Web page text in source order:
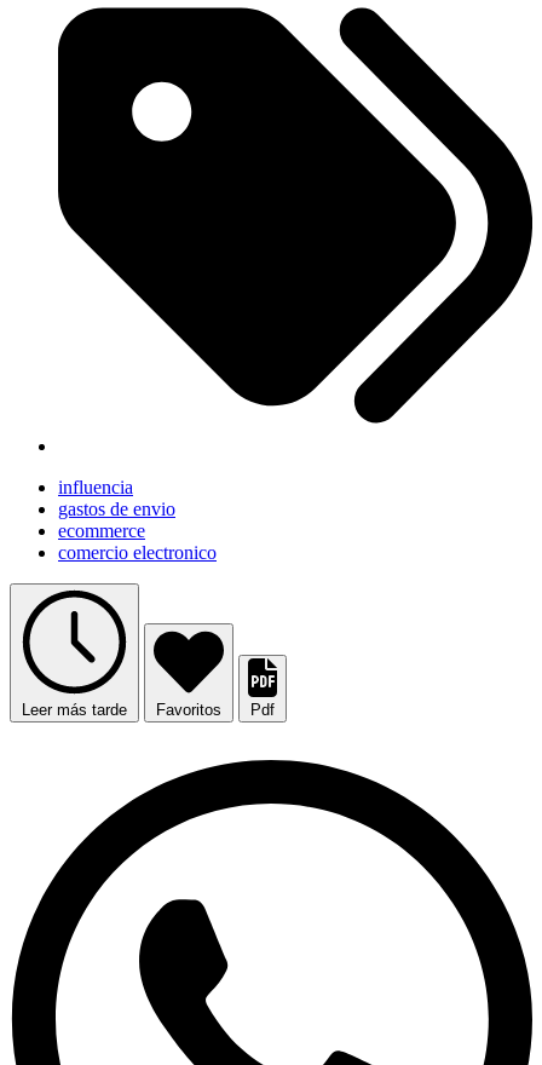
influencia
gastos de envio
ecommerce
comercio electronico
Leer más tarde Favoritos Pdf